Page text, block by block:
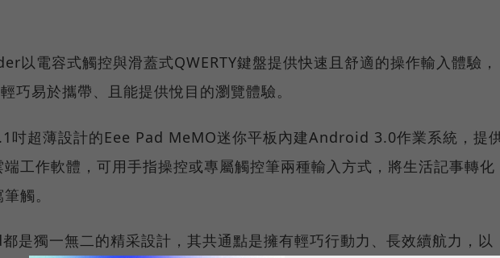
以電容式觸控與滑蓋式QWERTY鍵盤提供快速且舒適的操作輸入體驗，
巧易於攜帶、且能提供悅目的瀏覽體驗。
吋超薄設計的Eee Pad MeMO迷你平板內建Android 3.0作業系統，提
端工作軟體，可用手指操控或專屬觸控筆兩種輸入方式，將生活記事轉化
觸。
是獨一無二的精采設計，其共通點是擁有輕巧行動力、長效續航力，以